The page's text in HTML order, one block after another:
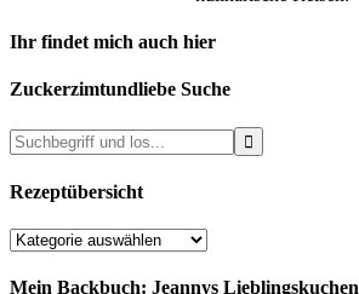
Ihr findet mich auch hier
Zuckerzimtundliebe Suche
Rezeptübersicht
Rezeptübersicht
Mein Backbuch: Jeannys Lieblingskuchen